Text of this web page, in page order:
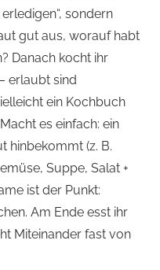
sondern
gut aus, worauf habt
Danach kocht ihr
erlaubt sind
ein Kochbuch
es einfach: ein
hinbekommt (z. B.
Suppe, Salat +
ist der Punkt:
Am Ende esst ihr
Miteinander fast von